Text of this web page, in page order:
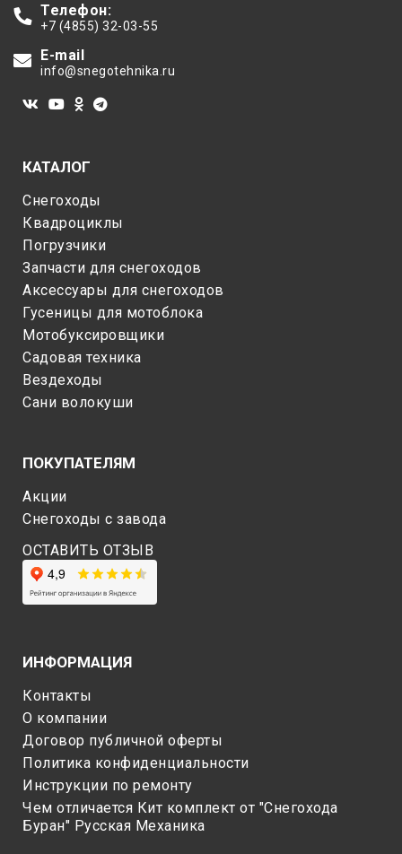
Телефон:
+7 (4855) 32-03-55
E-mail
info@snegotehnika.ru
КАТАЛОГ
Снегоходы
Квадроциклы
Погрузчики
Запчасти для снегоходов
Аксессуары для снегоходов
Гусеницы для мотоблока
Мотобуксировщики
Садовая техника
Вездеходы
Сани волокуши
ПОКУПАТЕЛЯМ
Акции
Снегоходы c завода
ОСТАВИТЬ ОТЗЫВ
ИНФОРМАЦИЯ
Контакты
О компании
Договор публичной оферты
Политика конфиденциальности
Инструкции по ремонту
Чем отличается Кит комплект от "Снегохода
Буран" Русская Механика